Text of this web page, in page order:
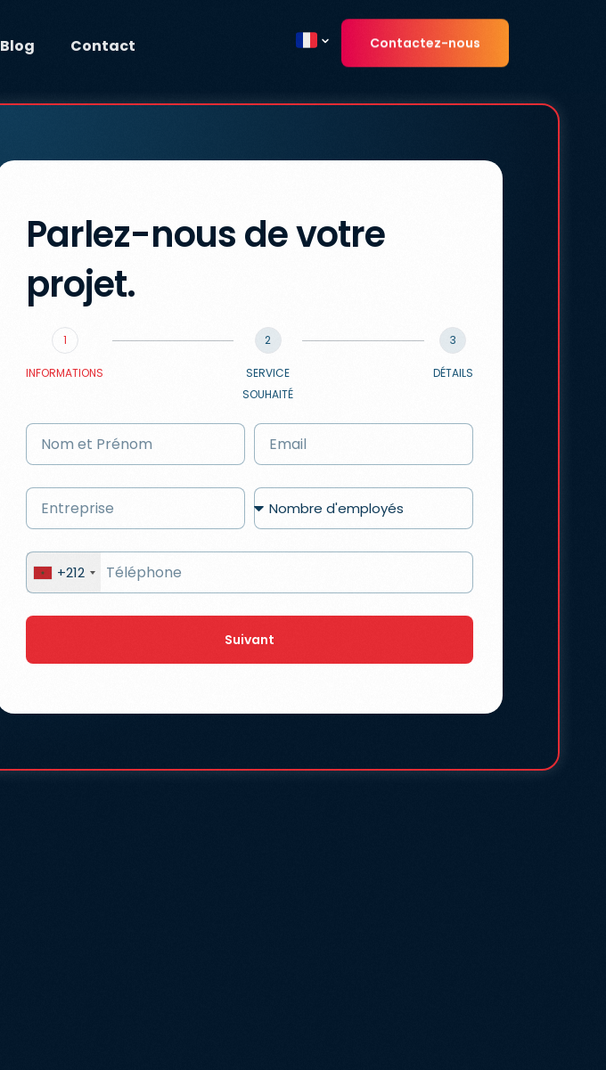
Blog Contact Current countryContactez-nous
Parlez-nous de votre
projet.
1
INFORMATIONS
2
SERVICE
SOUHAITÉ
3
DÉTAILS
+212
Suivant